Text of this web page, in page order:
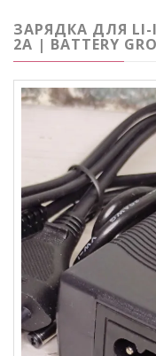
ЗАРЯДКА ДЛЯ LI-
2А | BATTERY